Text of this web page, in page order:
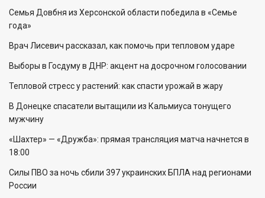
Семья Довбня из Херсонской области победила в «Семье
года»
Врач Лисевич рассказал, как помочь при тепловом ударе
Выборы в Госдуму в ДНР: акцент на досрочном голосовании
Тепловой стресс у растений: как спасти урожай в жару
В Донецке спасатели вытащили из Кальмиуса тонущего
мужчину
«Шахтер» — «Дружба»: прямая трансляция матча начнется в
18:00
Силы ПВО за ночь сбили 397 украинских БПЛА над регионами
России